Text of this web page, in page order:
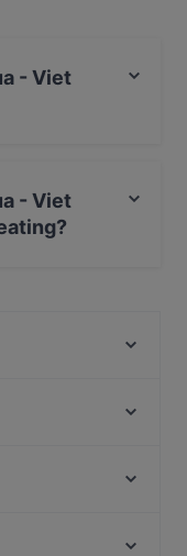
- Viet
- Viet
& Sushi- Bar